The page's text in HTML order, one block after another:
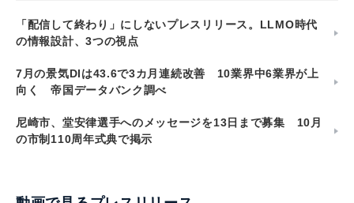
「配信して終わり」にしないプレスリリース。LLMO時代
の情報設計、3つの視点
7月の景気DIは43.6で3カ月連続改善 10業界中6業界が上
向く 帝国データバンク調べ
尼崎市、堂安律選手へのメッセージを13日まで募集 10月
の市制110周年式典で掲示